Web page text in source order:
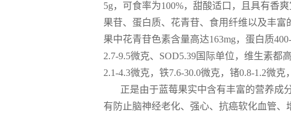
5g，可食率为100%，甜酸适口，且具有香
果苷、蛋白质、花青苷、食用纤维以及丰
果中花青苷色素含量高达163mg，蛋白质
2.7-9.5微克、SOD5.39国际单位，维生素都
2.1-4.3微克，铁7.6-30.0微克，锗0.8-1.2微克
正是由于蓝莓果实中含有丰富的营养成
有防止脑神经老化、强心、抗癌软化血管、